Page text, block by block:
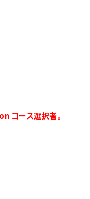
コース選択者。